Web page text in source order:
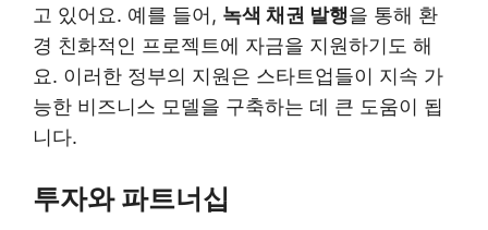
고 있어요. 예를 들어, 녹색 채권 발행을 통해 환
경 친화적인 프로젝트에 자금을 지원하기도 해
요. 이러한 정부의 지원은 스타트업들이 지속 가
능한 비즈니스 모델을 구축하는 데 큰 도움이 됩
니다.
투자와 파트너십